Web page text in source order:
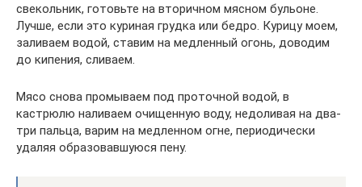
свекольник, готовьте на вторичном мясном бульоне.
Лучше, если это куриная грудка или бедро. Курицу моем,
заливаем водой, ставим на медленный огонь, доводим
до кипения, сливаем.
Мясо снова промываем под проточной водой, в
кастрюлю наливаем очищенную воду, недоливая на два-
три пальца, варим на медленном огне, периодически
удаляя образовавшуюся пену.